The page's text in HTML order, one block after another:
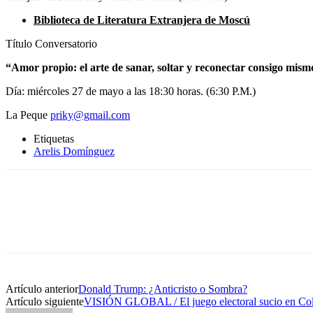
Biblioteca de Literatura Extranjera de Moscú
Título Conversatorio
“Amor propio: el arte de sanar, soltar y reconectar consigo
Día: miércoles 27 de mayo a las 18:30 horas. (6:30 P.M.)
La Peque priky@gmail.com
Etiquetas
Arelis Domínguez
Artículo anteriorDonald Trump: ¿Anticristo o Sombra?
Artículo siguienteVISIÓN GLOBAL / El juego electoral sucio en